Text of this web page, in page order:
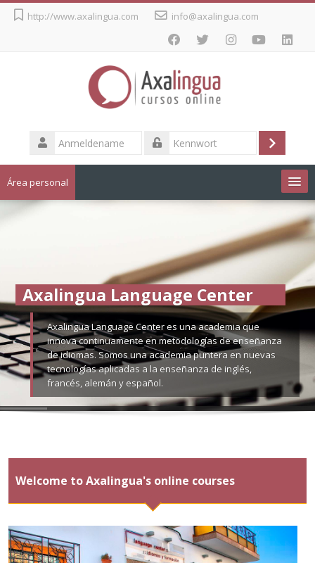
Zum
Hauptinhalt
http://www.axalingua.com info@axalingua.com
Anmeldename
Login
Área personal
Axalingua Language Center
Axalingua Language Center es una academia que
innova continuamente en metodologías de enseñanza
de idiomas. Somos una academia puntera en nuevas
tecnologías aplicadas a la enseñanza de inglés,
francés, alemán y español.
Welcome to Axalingua's online courses